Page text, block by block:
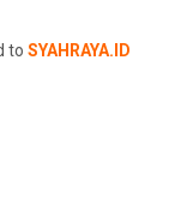
to SYAHRAYA.ID